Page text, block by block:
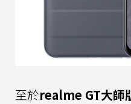
至於realme GT大師